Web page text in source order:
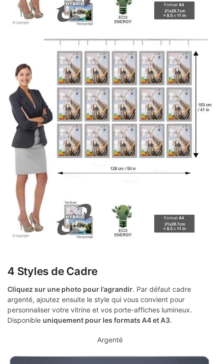
4 Styles de Cadre
Cliquez sur une photo pour l’agrandir. Par défaut cadre
argenté, ajoutez ensuite le style qui vous convient pour
personnaliser votre vitrine et vos porte-affiches lumineux.
Disponible uniquement pour les formats A4 et A3.
Argenté